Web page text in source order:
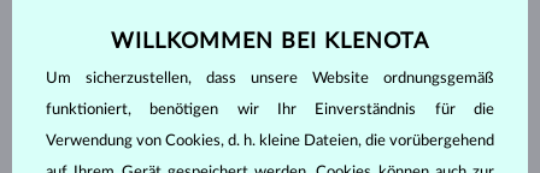
DURCHSEHEN
WILLKOMMEN BEI KLENOTA
Um sicherzustellen, dass unsere Website ordnungsgemäß
funktioniert, benötigen wir Ihr Einverständnis für die
Verwendung von Cookies, d. h. kleine Dateien, die vorübergehend